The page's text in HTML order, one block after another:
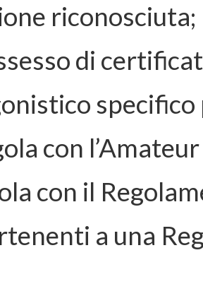
riconosciuta;
di
specifico
con
con il
a una